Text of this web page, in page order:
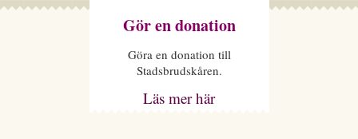
Gör en donation
Göra en donation till
Stadsbrudskåren.
Läs mer här